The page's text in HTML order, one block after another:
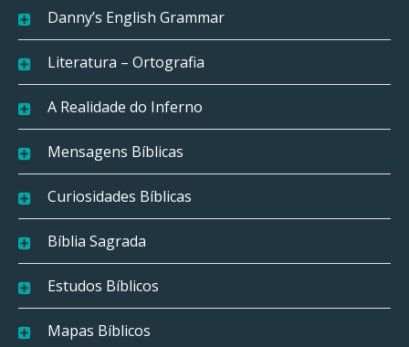
Danny’s English Grammar
Literatura – Ortografia
A Realidade do Inferno
Mensagens Bíblicas
Curiosidades Bíblicas
Bíblia Sagrada
Estudos Bíblicos
Mapas Bíblicos